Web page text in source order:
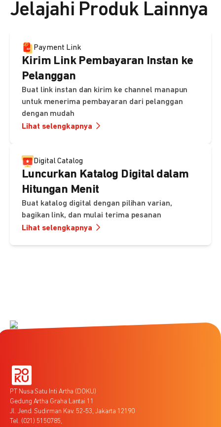
Jelajahi Produk Lainnya
Payment Link
Kirim Link Pembayaran Instan ke
Pelanggan
Buat link instan dan kirim ke channel manapun
untuk menerima pembayaran dari pelanggan
dengan mudah
Lihat selengkapnya
Digital Catalog
Luncurkan Katalog Digital dalam
Hitungan Menit
Buat katalog digital dengan pilihan varian,
bagikan link, dan mulai terima pesanan
Lihat selengkapnya
PT Nusa Satu Inti Artha (DOKU)
Gedung Artha Graha Lantai 11
Jl. Jend. Sudirman Kav. 52-53, Jakarta 12190
Tel. (021) 5150785,